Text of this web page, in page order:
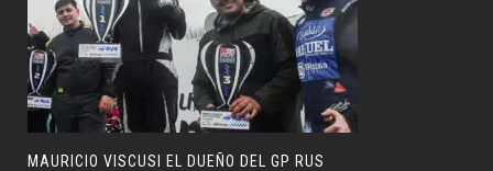
MAURICIO VISCUSI EL DUEÑO DEL GP RUS